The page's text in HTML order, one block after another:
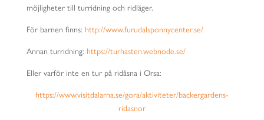
möjligheter till turridning och ridläger.
För barnen finns: http://www.furudalsponnycenter.se/
Annan turridning: https://turhasten.webnode.se/
Eller varför inte en tur på ridåsna i Orsa:
https://www.visitdalarna.se/gora/aktiviteter/backergardens-
ridasnor